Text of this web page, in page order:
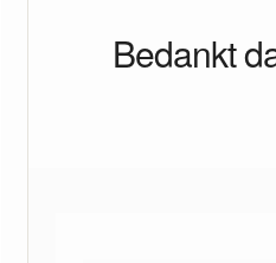
Bedankt